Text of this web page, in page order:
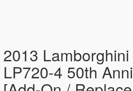
2013
LP720-4 50th